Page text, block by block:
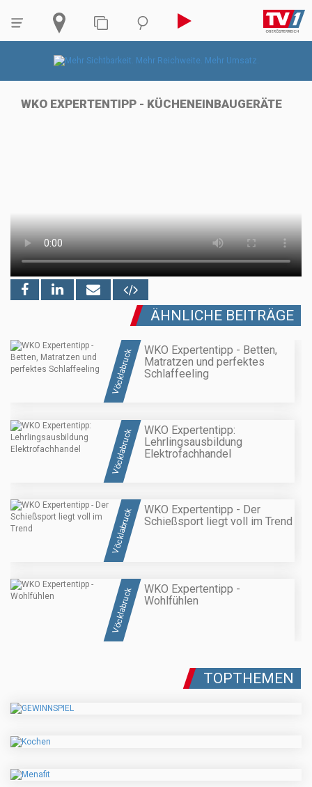
WKO EXPERTENTIPP - KÜCHENEINBAUGERÄTE
ÄHNLICHE BEITRÄGE
Vöcklabruck
WKO Expertentipp - Betten,
Matratzen und perfektes
Schlaffeeling
Vöcklabruck
WKO Expertentipp:
Lehrlingsausbildung
Elektrofachhandel
Vöcklabruck
WKO Expertentipp - Der
Schießsport liegt voll im Trend
Vöcklabruck
WKO Expertentipp -
Wohlfühlen
TOPTHEMEN